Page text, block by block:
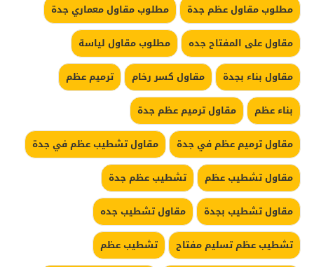
مطلوب مقاول عظم جدة
مطلوب مقاول معماري جدة
مقاول على المفتاح جده
مطلوب مقاول لياسة
مقاول بناء بجدة
مقاول كسر رخام
ترميم عظم
بناء عظم
مقاول ترميم عظم جدة
مقاول ترميم عظم في جدة
مقاول تشطيب عظم في جدة
مقاول تشطيب عظم
تشطيب عظم جدة
مقاول تشطيب بجدة
مقاول تشطيب جده
تشطيب عظم تسليم مفتاح
تشطيب عظم